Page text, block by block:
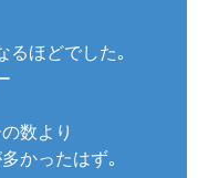
るほどでした｡
数より
かったはず｡